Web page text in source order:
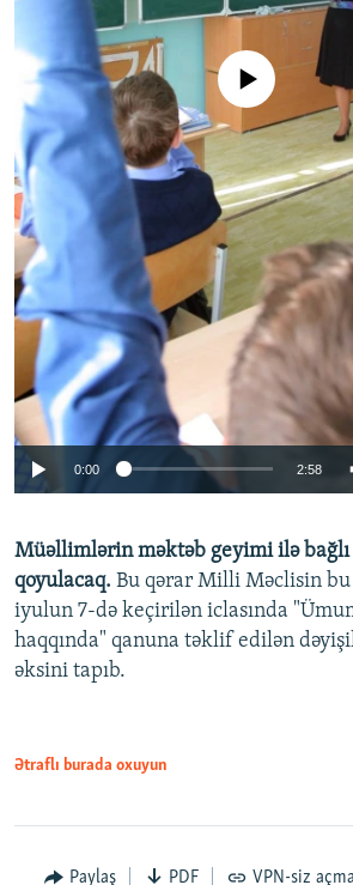
Auto 240p 360p
No media source currently
0:00 2:58
Müəllimlərin məktəb geyimi ilə
qoyulacaq. Bu qərar Milli Məclisin
iyulun 7-də keçirilən iclasında
haqqında" qanuna təklif edilən
əksini tapıb.
Ətraflı burada oxuyun
Paylaş PDF VPN-siz